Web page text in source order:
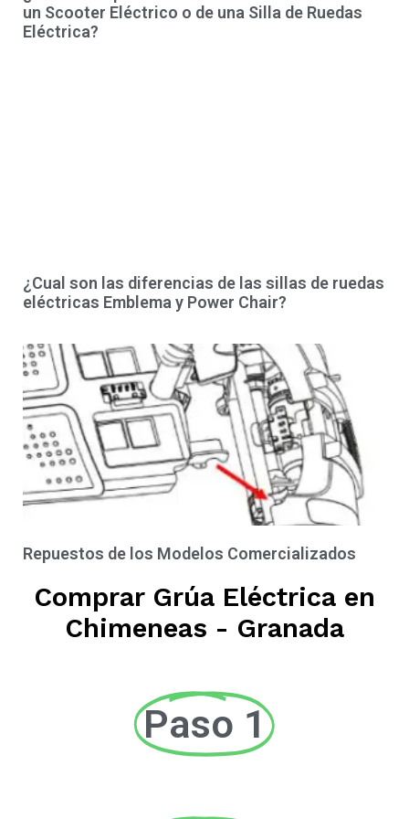
un Scooter Eléctrico o de una Silla de Ruedas
Eléctrica?
¿Cual son las diferencias de las sillas de ruedas
eléctricas Emblema y Power Chair?
Repuestos de los Modelos Comercializados
Comprar Grúa Eléctrica en
Chimeneas - Granada
Paso 1